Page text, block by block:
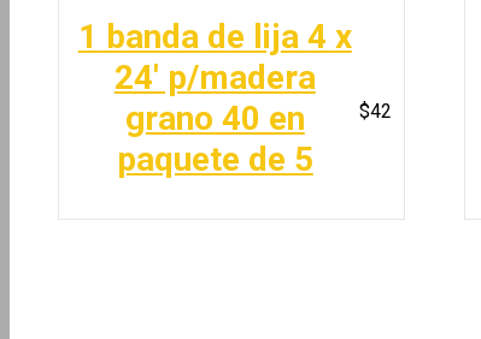
1 banda de lija 4 x
24′ p/madera
grano 40 en
paquete de 5
$42